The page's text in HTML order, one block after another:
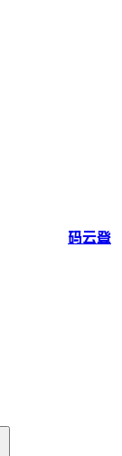
码云登